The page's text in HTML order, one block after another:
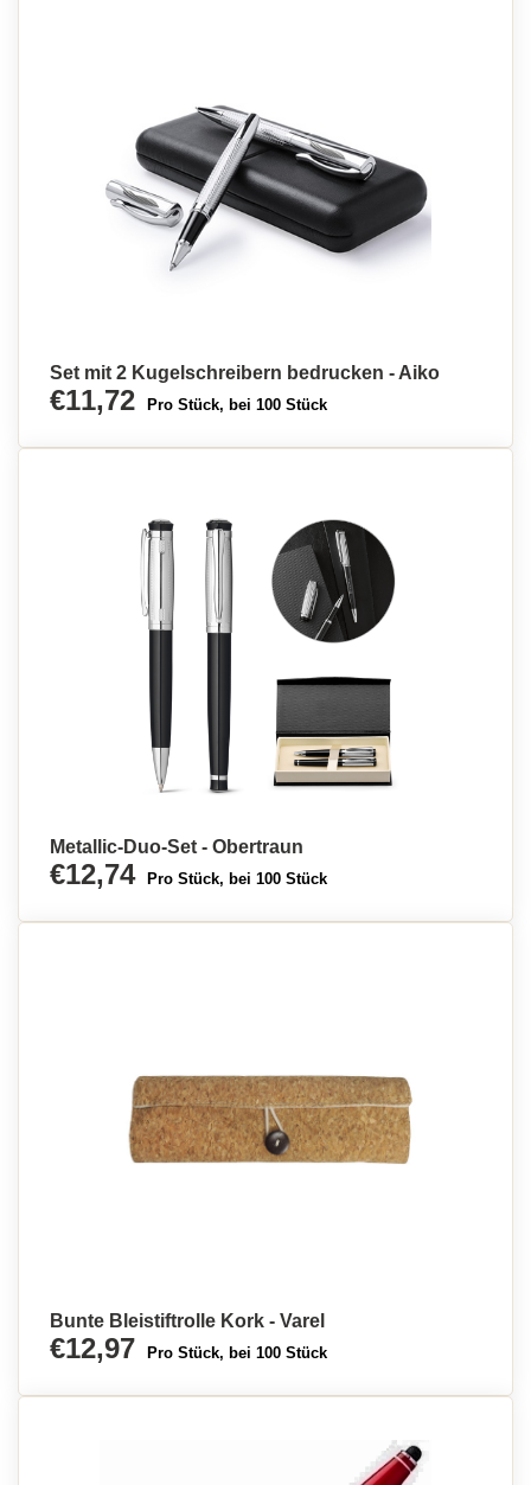
Set mit 2 Kugelschreibern bedrucken - Aiko
€11,72 Pro Stück, bei 100 Stück
Metallic-Duo-Set - Obertraun
€12,74 Pro Stück, bei 100 Stück
Bunte Bleistiftrolle Kork - Varel
€12,97 Pro Stück, bei 100 Stück